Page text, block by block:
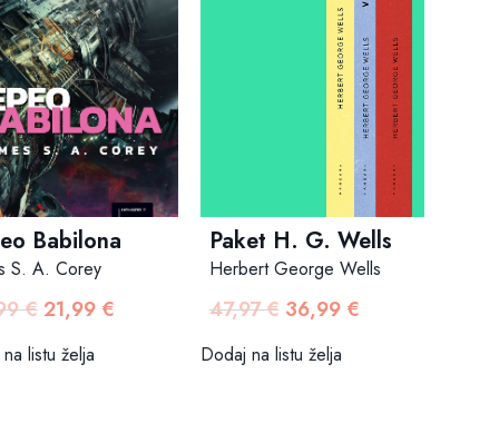
Babilona
S. A. Corey
€ Izvorna
bila
21,99 €
listu želja
Paket H. G. Wells
Herbert George Wells
47,97€ Izvorna
bila
36,99 €Trenutna
Dodaj na listu želja